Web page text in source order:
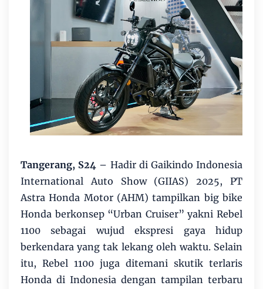
Tangerang, S24 – Hadir di Gaikindo Indonesia
International Auto Show (GIIAS) 2025, PT
Astra Honda Motor (AHM) tampilkan big bike
Honda berkonsep “Urban Cruiser” yakni Rebel
1100 sebagai wujud ekspresi gaya hidup
berkendara yang tak lekang oleh waktu. Selain
itu, Rebel 1100 juga ditemani skutik terlaris
Honda di Indonesia dengan tampilan terbaru